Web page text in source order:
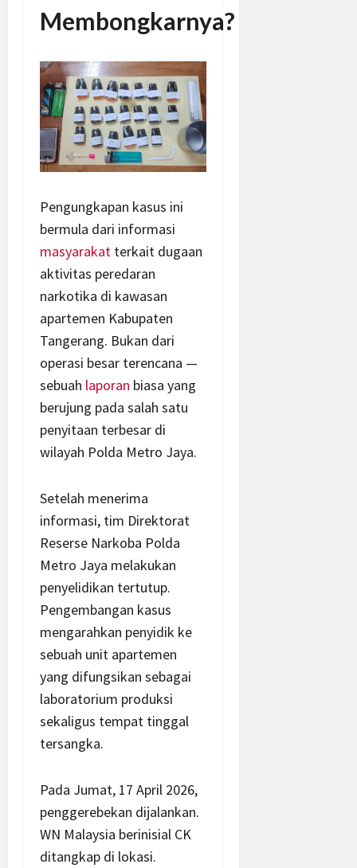
Membongkarnya?
Pengungkapan kasus ini
bermula dari informasi
masyarakat terkait dugaan
aktivitas peredaran
narkotika di kawasan
apartemen Kabupaten
Tangerang. Bukan dari
operasi besar terencana —
sebuah laporan biasa yang
berujung pada salah satu
penyitaan terbesar di
wilayah Polda Metro Jaya.
Setelah menerima
informasi, tim Direktorat
Reserse Narkoba Polda
Metro Jaya melakukan
penyelidikan tertutup.
Pengembangan kasus
mengarahkan penyidik ke
sebuah unit apartemen
yang difungsikan sebagai
laboratorium produksi
sekaligus tempat tinggal
tersangka.
Pada Jumat, 17 April 2026,
penggerebekan dijalankan.
WN Malaysia berinisial CK
ditangkap di lokasi.